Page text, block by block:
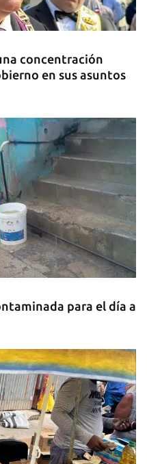
concentración
en sus asuntos
para el día a